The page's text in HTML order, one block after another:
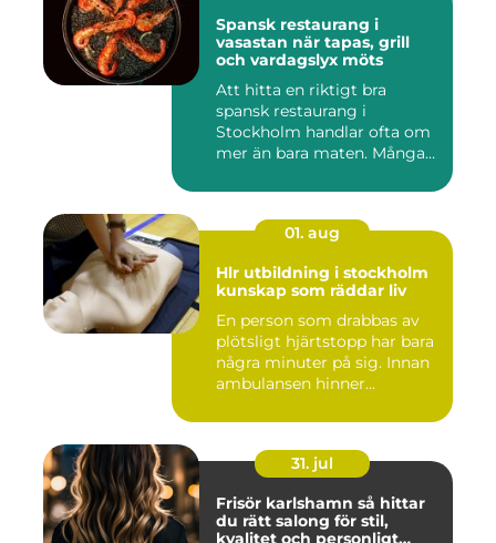
Spansk restaurang i
vasastan när tapas, grill
och vardagslyx möts
Att hitta en riktigt bra
spansk restaurang i
Stockholm handlar ofta om
mer än bara maten. Många
01. aug
Hlr utbildning i stockholm
kunskap som räddar liv
En person som drabbas av
plötsligt hjärtstopp har bara
några minuter på sig. Innan
ambulansen hinner...
31. jul
Frisör karlshamn så hittar
du rätt salong för stil,
kvalitet och personligt